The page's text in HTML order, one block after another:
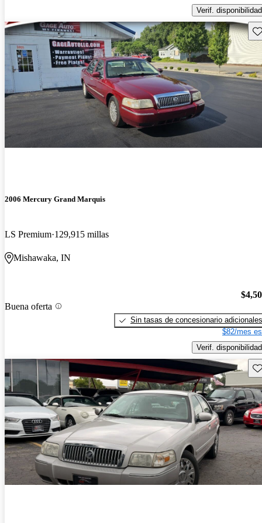
Verif. disponibilidad
2006 Mercury Grand Marquis
LS Premium 129,915 millas
Mishawaka, IN
Buena oferta
Sin tasas de concesionario adicionales
$82/mes
Verif. disponibilidad